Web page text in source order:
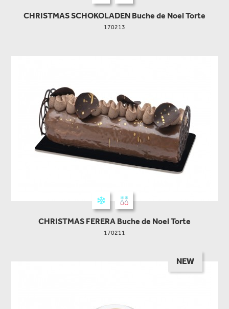
CHRISTMAS SCHOKOLADEN Buche de Noel Torte
170213
CHRISTMAS FERERA Buche de Noel Torte
170211
NEW